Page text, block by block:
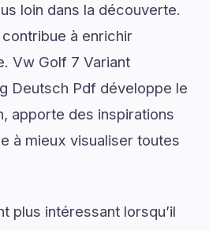
loin dans la découverte.
à enrichir
Vw Golf 7 Variant
Deutsch Pdf développe le
apporte des inspirations
à mieux visualiser toutes
plus intéressant lorsqu’il